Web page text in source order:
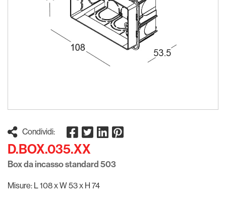
Condividi:
D.BOX.035.XX
Box da incasso standard 503
Misure: L 108 x W 53 x H 74